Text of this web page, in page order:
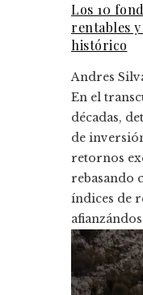
Los 10
rentables
histórico
Andres
En el
décadas,
de
retornos
rebasando
índices de